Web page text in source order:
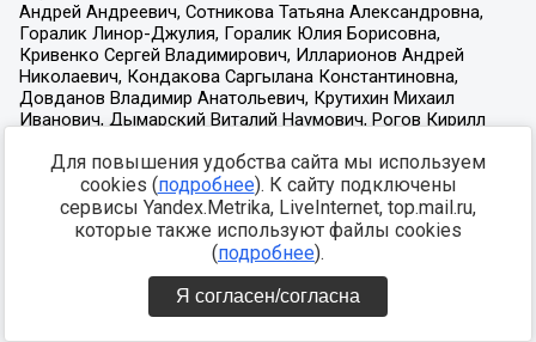
Для повышения удобства сайта мы используем
cookies (подробнее). К сайту подключены
сервисы Yandex.Metrika, LiveInternet, top.mail.ru,
которые также используют файлы cookies
(подробнее).
Я согласен/согласна